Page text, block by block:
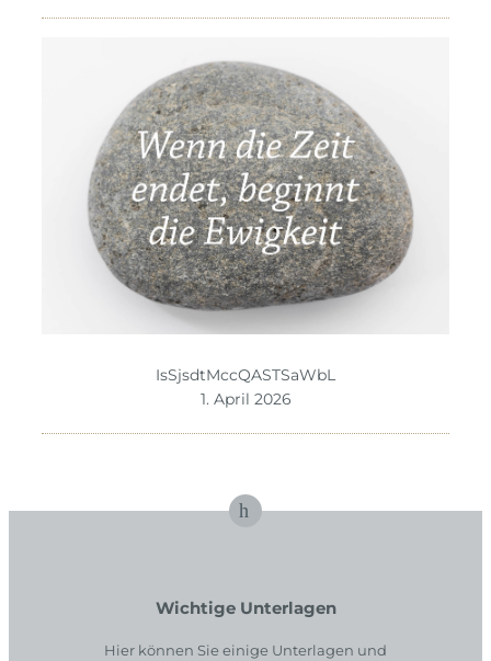
IsSjsdtMccQASTSaWbL
1. April 2026
Wichtige Unterlagen
Hier können Sie einige Unterlagen und